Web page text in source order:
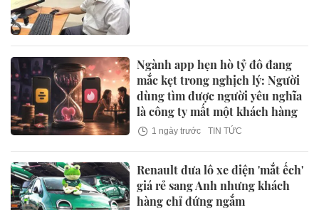
Ngành app hẹn hò tỷ đô đang
mắc kẹt trong nghịch lý: Người
dùng tìm được người yêu nghĩa
là công ty mất một khách hàng
1 ngày trước TIN TỨC
Renault đưa lô xe điện 'mắt ếch'
giá rẻ sang Anh nhưng khách
hàng chỉ đứng ngắm